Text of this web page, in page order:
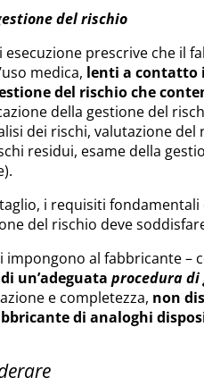
del rischio
esecuzione prescrive che il
medica, lenti a contatto
del rischio che
della gestione del
dei rischi, valutazione
residui, esame della
i requisiti fondamentali
del rischio deve
al fabbricante –
di un’adeguata procedura di
e completezza, non
di analoghi